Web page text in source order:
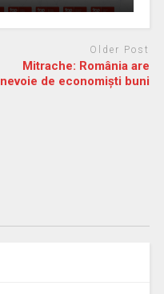
Older Post
Mitrache: România are
nevoie de economişti buni